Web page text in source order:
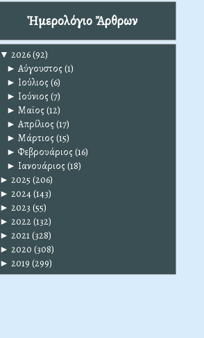
Ἡμερολόγιο Ἄρθρων
▼ 2026(92)
► Αύγουστος (1)
► Ιούλιος (6)
► Ιούνιος (7)
► Μαϊος (12)
► Απρίλιος (17)
► Μάρτιος (15)
► Φεβρουάριος (16)
► Ιανουάριος (18)
► 2025 (206)
► 2024(143)
► 2023 (55)
► 2022(132)
► 2021(328)
► 2020 (308)
► 2019 (299)